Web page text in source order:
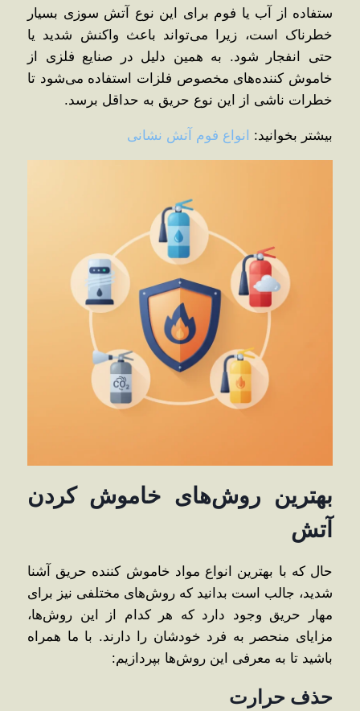
ستفاده از آب یا فوم برای این نوع آتش‌ سوزی بسیار
خطرناک است، زیرا می‌تواند باعث واکنش شدید یا
حتی انفجار شود. به همین دلیل در صنایع فلزی از
خاموش‌ کننده‌های مخصوص فلزات استفاده می‌شود تا
خطرات ناشی از این نوع حریق به حداقل برسد.
بیشتر بخوانید: انواع فوم آتش نشانی
بهترین روش‌های خاموش کردن
آتش
حال که با بهترین انواع مواد خاموش کننده حریق آشنا
شدید، جالب است بدانید که روش‌های مختلفی نیز برای
مهار حریق وجود دارد که هر کدام از این روش‌ها،
مزایای منحصر به فرد خودشان را دارند. با ما همراه
باشید تا به معرفی این روش‌ها بپردازیم:
حذف حرارت